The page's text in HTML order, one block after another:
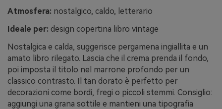
Atmosfera: nostalgico, caldo, letterario
Ideale per: design copertina libro vintage
Nostalgica e calda, suggerisce pergamena ingiallita e un
amato libro rilegato. Lascia che il crema prenda il fondo,
poi imposta il titolo nel marrone profondo per un
classico contrasto. Il tan dorato è perfetto per
decorazioni come bordi, fregi o piccoli stemmi. Consiglio:
aggiungi una grana sottile e mantieni una tipografia